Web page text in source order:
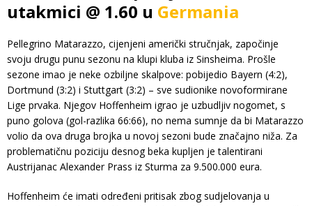
utakmici @ 1.60 u Germania
Pellegrino Matarazzo, cijenjeni američki stručnjak, započinje
svoju drugu punu sezonu na klupi kluba iz Sinsheima. Prošle
sezone imao je neke ozbiljne skalpove: pobijedio Bayern (4:2),
Dortmund (3:2) i Stuttgart (3:2) – sve sudionike novoformirane
Lige prvaka. Njegov Hoffenheim igrao je uzbudljiv nogomet, s
puno golova (gol-razlika 66:66), no nema sumnje da bi Matarazzo
volio da ova druga brojka u novoj sezoni bude značajno niža. Za
problematičnu poziciju desnog beka kupljen je talentirani
Austrijanac Alexander Prass iz Sturma za 9.500.000 eura.
Hoffenheim će imati određeni pritisak zbog sudjelovanja u